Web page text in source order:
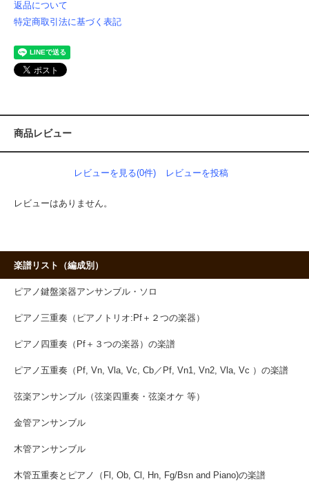
返品について
特定商取引法に基づく表記
商品レビュー
レビューを見る(0件) レビューを投稿
レビューはありません。
楽譜リスト（編成別）
ピアノ鍵盤楽器アンサンブル・ソロ
ピアノ三重奏（ピアノトリオ:Pf＋２つの楽器）
ピアノ四重奏（Pf＋３つの楽器）の楽譜
ピアノ五重奏（Pf, Vn, Vla, Vc, Cb／Pf, Vn1, Vn2, Vla, Vc ）の楽譜
弦楽アンサンブル（弦楽四重奏・弦楽オケ 等）
金管アンサンブル
木管アンサンブル
木管五重奏とピアノ（Fl, Ob, Cl, Hn, Fg/Bsn and Piano)の楽譜